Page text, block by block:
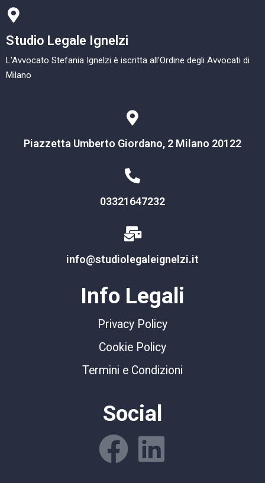
Studio Legale Ignelzi
L'Avvocato Stefania Ignelzi è iscritta all'Ordine degli Avvocati di
Milano
Piazzetta Umberto Giordano, 2 Milano 20122
03321647232
info@studiolegaleignelzi.it
Info Legali
Privacy Policy
Cookie Policy
Termini e Condizioni
Social